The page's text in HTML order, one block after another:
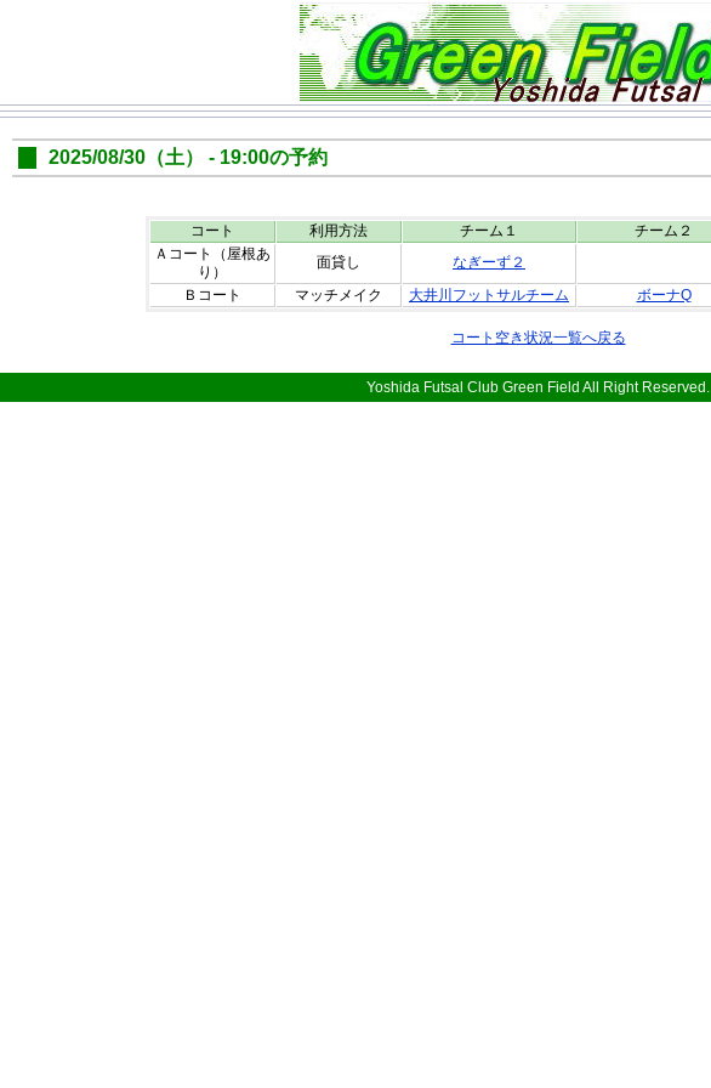
2025/08/30（土） - 19:00の予約
コート 利用方法 チーム１ チーム２
Ａコート（屋根あ
り）
面貸し
なぎーず２
Ｂコート
マッチメイク 大井川フットサルチーム ボーナQ
コート空き状況一覧へ戻る
Yoshida Futsal Club Green Field All Right Reserved.